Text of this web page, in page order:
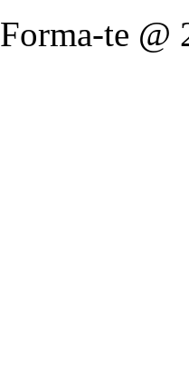
Forma-te